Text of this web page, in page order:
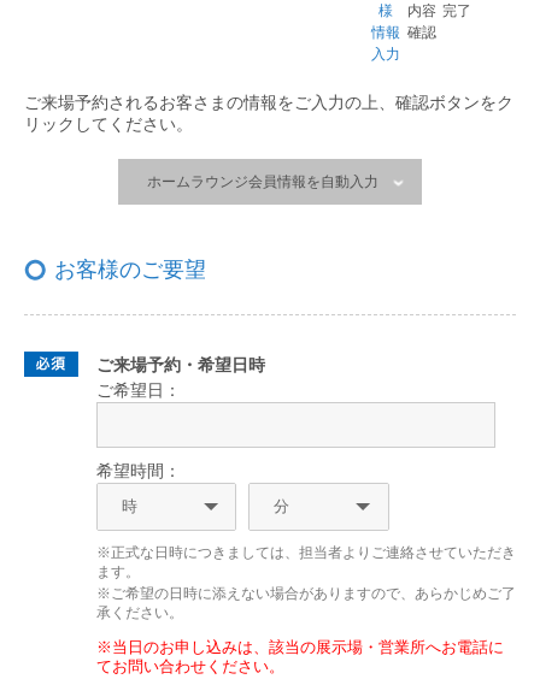
様
情報
入力
内容
確認
完了
ご来場予約されるお客さまの情報をご入力の上、 確認ボタンをク
リックしてください。
ホームラウンジ会員情報を自動入力
お客様のご要望
ご来場予約・希望日時
ご希望日：
希望時間：
※正式な日時につきましては、担当者よりご連絡させていただき
ます。
※ご希望の日時に添えない場合がありますので、あらかじめご了
承ください。
※当日のお申し込みは、該当の展示場・営業所へお電話に
てお問い合わせください。